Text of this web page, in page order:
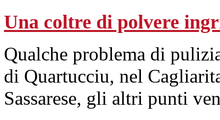
Una coltre di polvere
Qualche problema di
di Quartucciu, nel
Sassarese, gli altri punti